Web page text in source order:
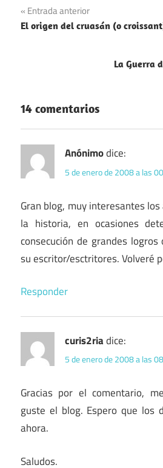
Navegación
de
Entrada anterior
El origen del cruasán (o
La Guerra
14 comentarios
Anónimodice:
5 de enero de 2008 a las
Gran blog, muy interesantes
la historia, en ocasiones
consecución de grandes
su escritor/esctritores. Volveré
Responder
curis2riadice:
5 de enero de 2008 a las
Gracias por el comentario,
guste el blog. Espero que los
ahora.
Saludos.